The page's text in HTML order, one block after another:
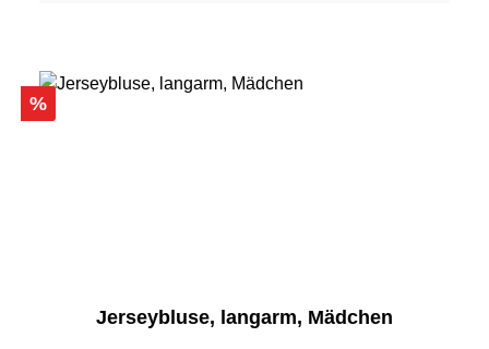
Rabatt
%
Jerseybluse, langarm, Mädchen